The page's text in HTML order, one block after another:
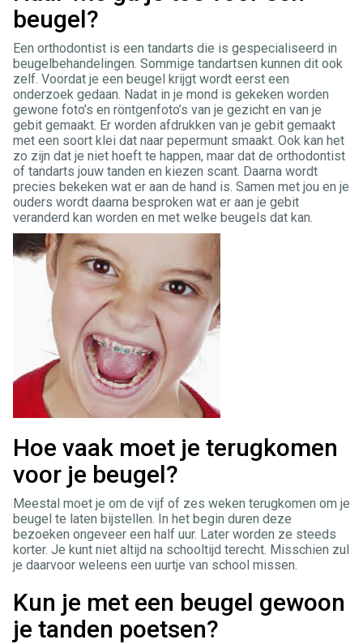
beugel?
Een orthodontist is een tandarts die is gespecialiseerd in
beugelbehandelingen. Sommige tandartsen kunnen dit ook
zelf. Voordat je een beugel krijgt wordt eerst een
onderzoek gedaan. Nadat in je mond is gekeken worden
gewone foto’s en röntgenfoto’s van je gezicht en van je
gebit gemaakt. Er worden afdrukken van je gebit gemaakt
met een soort klei dat naar pepermunt smaakt. Ook kan het
zo zijn dat je niet hoeft te happen, maar dat de orthodontist
of tandarts jouw tanden en kiezen scant. Daarna wordt
precies bekeken wat er aan de hand is. Samen met jou en je
ouders wordt daarna besproken wat er aan je gebit
veranderd kan worden en met welke beugels dat kan.
Hoe vaak moet je terugkomen
voor je beugel?
Meestal moet je om de vijf of zes weken terugkomen om je
beugel te laten bijstellen. In het begin duren deze
bezoeken ongeveer een half uur. Later worden ze steeds
korter. Je kunt niet altijd na schooltijd terecht. Misschien zul
je daarvoor weleens een uurtje van school missen.
Kun je met een beugel gewoon
je tanden poetsen?